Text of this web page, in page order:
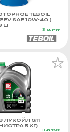
TEBOIL
EEV SAE 10W-40 (
L)
В наличии
G11
5 КГ)
В наличии